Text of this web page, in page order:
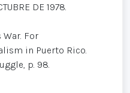
DE 1978.
War. For
in Puerto Rico.
p. 98.